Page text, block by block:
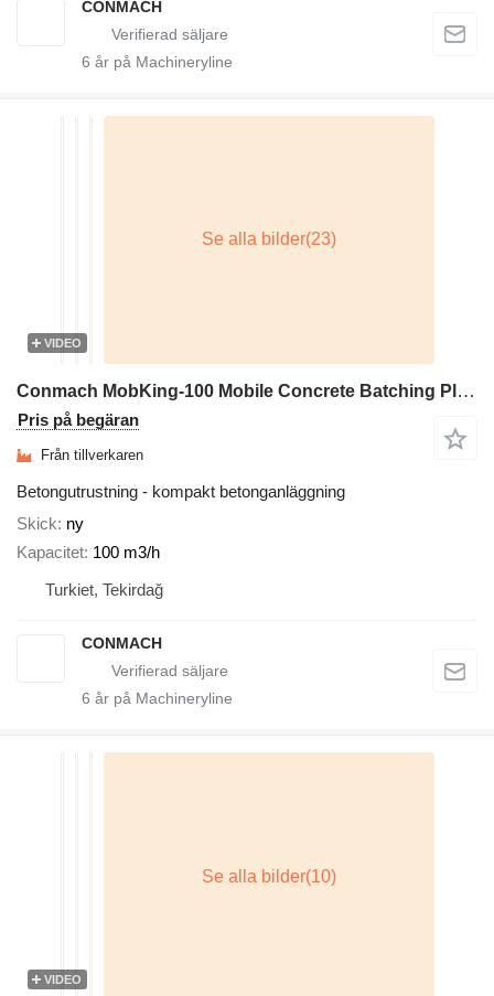
CONMACH
6 år på Machineryline
VIDEO
Conmach MobKing-100 Mobile Concrete Batching Plant - 100 m3/h
Pris på begäran
Från tillverkaren
Betongutrustning - kompakt betonganläggning
Skick ny
Kapacitet 100 m3/h
Turkiet, Tekirdağ
CONMACH
6 år på Machineryline
VIDEO